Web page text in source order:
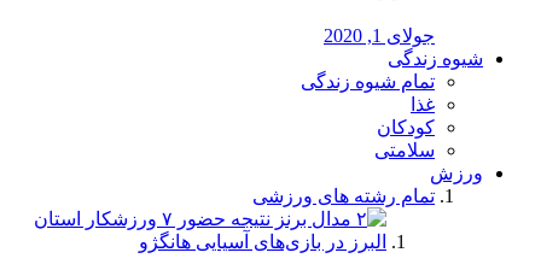
جولای 1, 2020
شیوه زندگی
تمام شیوه زندگی
غذا
کودکان
سلامتی
ورزش
تمام رشته های ورزشی